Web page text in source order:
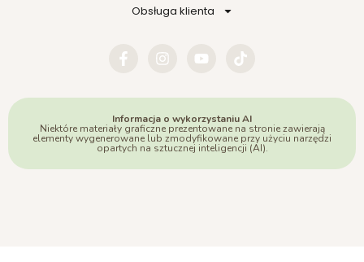
Obsługa klienta
Informacja o wykorzystaniu AI
Niektóre materiały graficzne prezentowane na stronie zawierają
elementy wygenerowane lub zmodyfikowane przy użyciu narzędzi
opartych na sztucznej inteligencji (AI).